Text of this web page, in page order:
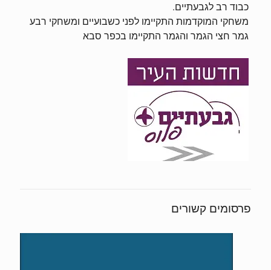
כבוד רב לגבעתיים.
משחקי המוקדמות התקיימו לפני כשבועיים ומשחקי רבע
גמר חצי הגמר והגמר התקיימו בכפר סבא
פרסומים קשורים